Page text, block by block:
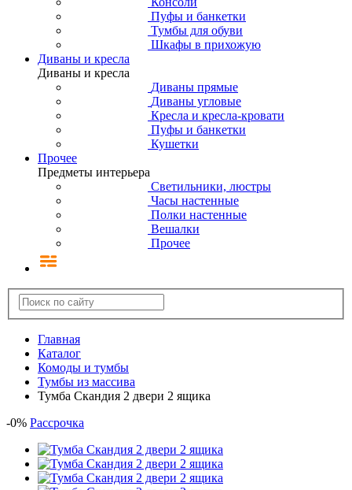
Пуфы и банкетки
Тумбы для обуви
Шкафы в прихожую
Диваны и кресла
Диваны и кресла
Диваны прямые
Диваны угловые
Кресла и кресла-кровати
Пуфы и банкетки
Кушетки
Прочее
Предметы интерьера
Светильники, люстры
Часы настенные
Полки настенные
Вешалки
Прочее
Главная
Каталог
Комоды и тумбы
Тумбы из массива
Тумба Скандия 2 двери 2 ящика
-0% Рассрочка